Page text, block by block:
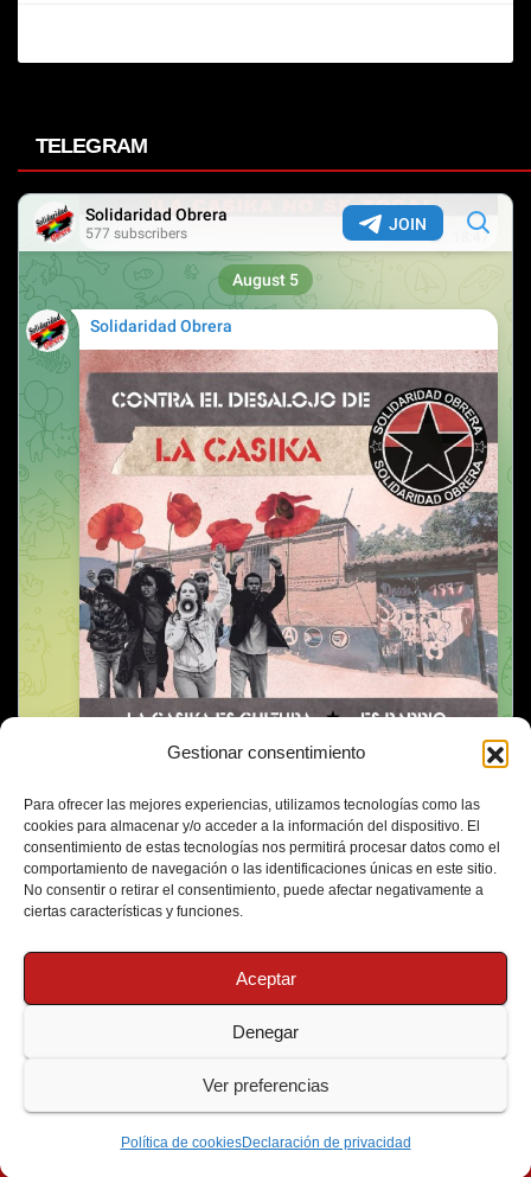
Gestionar consentimiento
Para ofrecer las mejores experiencias, utilizamos tecnologías como las
cookies para almacenar y/o acceder a la información del dispositivo. El
consentimiento de estas tecnologías nos permitirá procesar datos como el
comportamiento de navegación o las identificaciones únicas en este sitio.
No consentir o retirar el consentimiento, puede afectar negativamente a
ciertas características y funciones.
Aceptar
Denegar
Ver preferencias
Política de cookiesDeclaración de privacidad
TELEGRAM